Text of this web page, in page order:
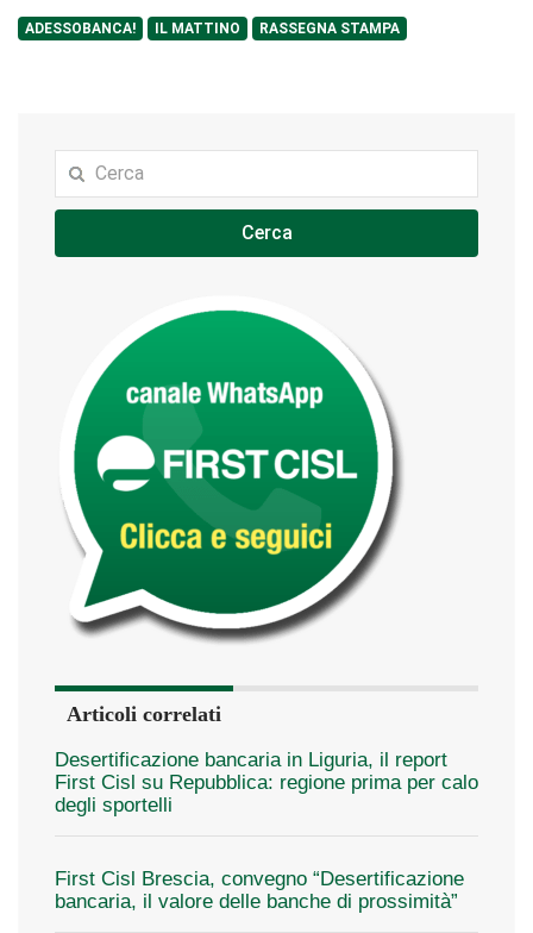
ADESSOBANCA! IL MATTINO RASSEGNA STAMPA
Cerca
Articoli correlati
Desertificazione bancaria in Liguria, il report
First Cisl su Repubblica: regione prima per calo
degli sportelli
First Cisl Brescia, convegno “Desertificazione
bancaria, il valore delle banche di prossimità”